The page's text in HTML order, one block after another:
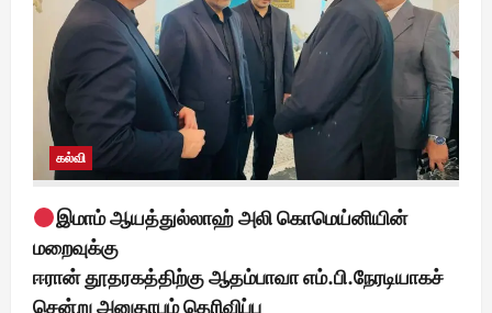
கல்வி
இமாம் ஆயத்துல்லாஹ் அலி கொமெய்னியின்
மறைவுக்கு
ஈரான் தூதரகத்திற்கு ஆதம்பாவா எம்.பி.நேரடியாகச்
சென்று அனுதாபம் தெரிவிப்பு